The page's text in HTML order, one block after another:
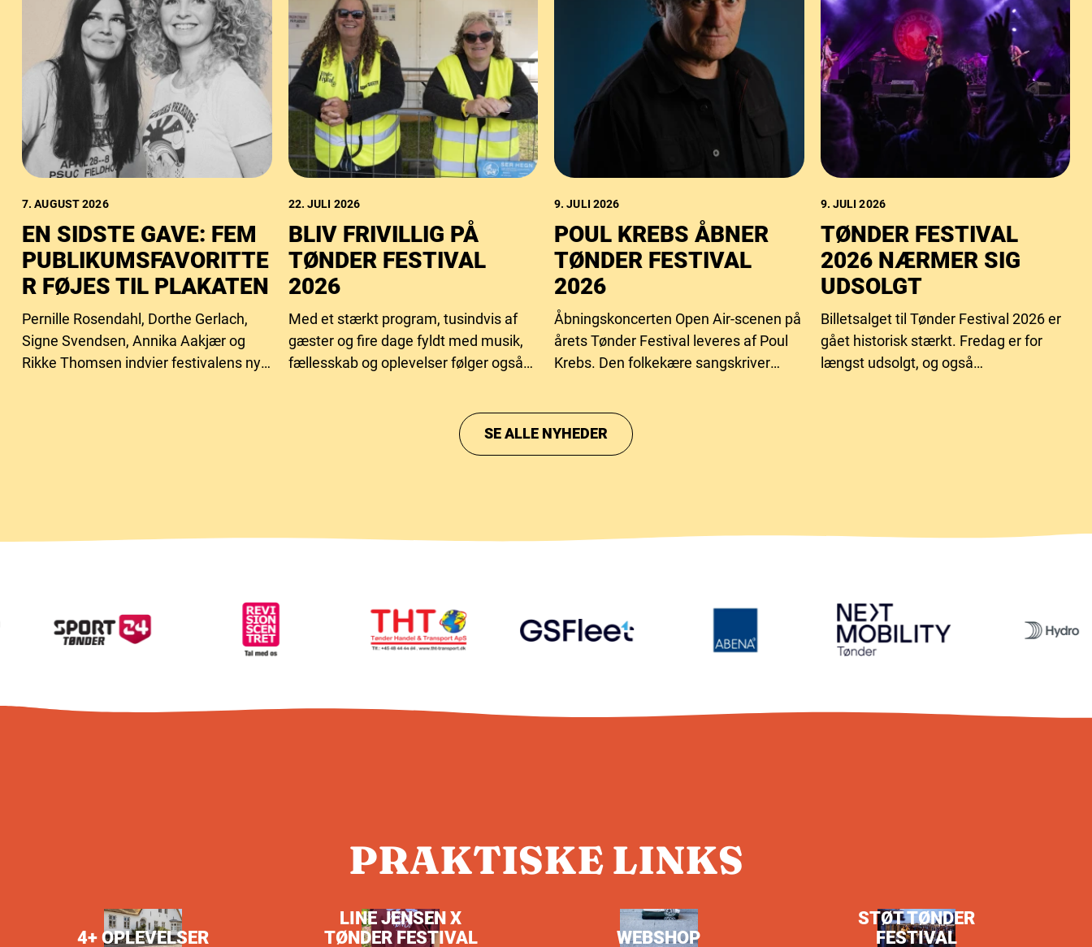
7. AUGUST 2026
EN SIDSTE GAVE: FEM
PUBLIKUMSFAVORITTE
R FØJES TIL PLAKATEN
Pernille Rosendahl, Dorthe Gerlach,
Signe Svendsen, Annika Aakjær og
Rikke Thomsen indvier festivalens nye
22. JULI 2026
BLIV FRIVILLIG PÅ
TØNDER FESTIVAL
2026
Med et stærkt program, tusindvis af
gæster og fire dage fyldt med musik,
fællesskab og oplevelser følger også
9. JULI 2026
POUL KREBS ÅBNER
TØNDER FESTIVAL
2026
Åbningskoncerten Open Air-scenen på
årets Tønder Festival leveres af Poul
Krebs. Den folkekære sangskriver
gennem årtier har samlet publikum
med sine sange og historier.
9. JULI 2026
TØNDER FESTIVAL
2026 NÆRMER SIG
UDSOLGT
Billetsalget til Tønder Festival 2026 er
gået historisk stærkt. Fredag er for
længst udsolgt, og også
SE ALLE NYHEDER
PRAKTISKE LINKS
4+ OPLEVELSER
LINE JENSEN X
TØNDER FESTIVAL
WEBSHOP
STØT TØNDER
FESTIVAL